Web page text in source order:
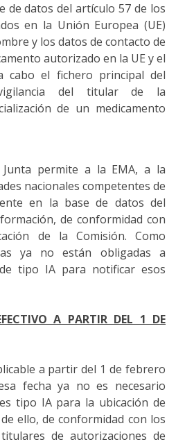
de datos del artículo 57 de los
en la Unión Europea (UE)
y los datos de contacto de
autorizado en la UE y el
cabo el fichero principal del
del titular de la
de un medicamento
permite a la EMA, a la
nacionales competentes de
en la base de datos del
de conformidad con
de la Comisión. Como
ya no están obligadas a
tipo IA para notificar esos
A PARTIR DEL 1 DE
a partir del 1 de febrero
fecha ya no es necesario
tipo IA para la ubicación de
ello, de conformidad con los
de autorizaciones de